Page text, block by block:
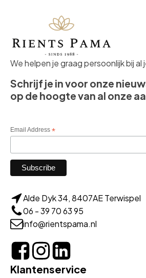
We helpen je graag persoonlijk bij al
Schrijf je in voor onze
op de hoogte van al onze
Email Address *
Alde Dyk 34, 8407AE Terwispel
06 - 39 70 63 95
info@rientspama.nl
Klantenservice